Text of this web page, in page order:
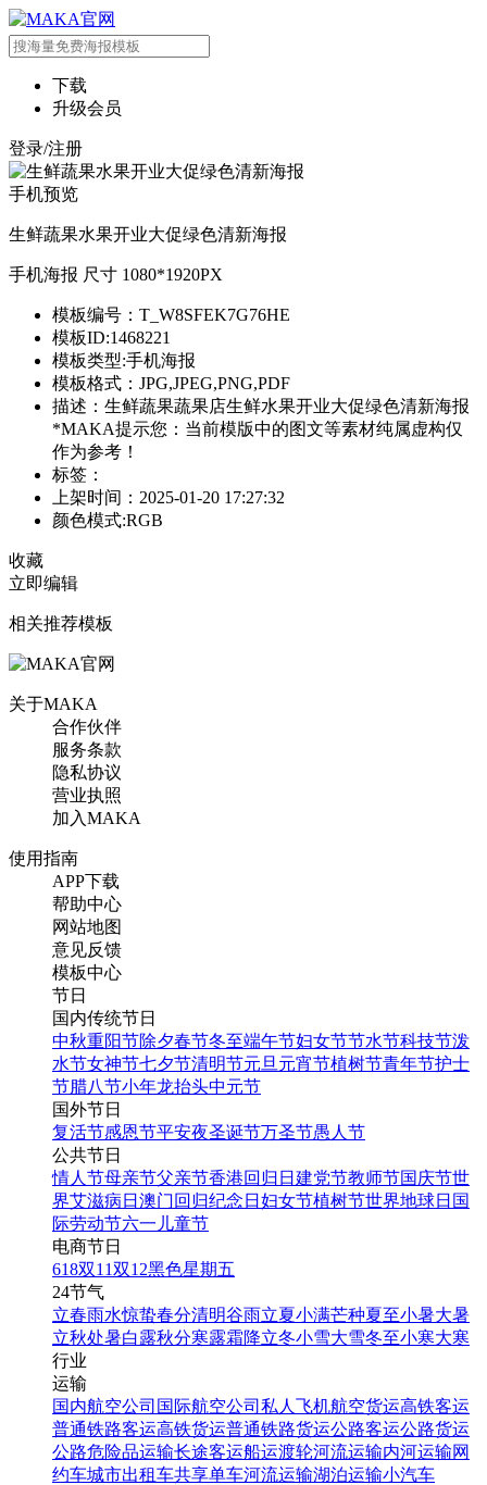
下载
升级会员
登录/注册
手机预览
生鲜蔬果水果开业大促绿色清新海报
手机海报 尺寸 1080*1920PX
模板编号：T_W8SFEK7G76HE
模板ID:1468221
模板类型:手机海报
模板格式：JPG,JPEG,PNG,PDF
描述：生鲜蔬果蔬果店生鲜水果开业大促绿色清新海报
*MAKA提示您：当前模版中的图文等素材纯属虚构仅
作为参考！
标签：
上架时间：2025-01-20 17:27:32
颜色模式:RGB
收藏
立即编辑
相关推荐模板
关于MAKA
合作伙伴
服务条款
隐私协议
营业执照
加入MAKA
使用指南
APP下载
帮助中心
网站地图
意见反馈
模板中心
节日
国内传统节日
中秋重阳节除夕春节冬至端午节妇女节节水节科技节泼
水节女神节七夕节清明节元旦 元宵节植树节青年节护士
节腊八节小年龙抬头中元节
国外节日
复活节感恩节平安夜圣诞节万圣节愚人节
公共节日
情人节母亲节父亲节香港回归日 建党节教师节国庆节世
界艾滋病日 澳门回归纪念日 妇女节植树节世界地球日 国
际劳动节六一儿童节
电商节日
618双11双12黑色星期五
24节气
立春雨水惊蛰春分清明谷雨立夏小满芒种夏至小暑大暑
立秋处暑白露秋分寒露霜降立冬小雪大雪冬至小寒大寒
行业
运输
国内航空公司 国际航空公司 私人飞机航空货运高铁客运
普通铁路客运高铁货运普通铁路货运公路客运公路货运
公路危险品运输长途客运船运渡轮河流运输内河运输网
约车城市出租车共享单车河流运输湖泊运输小汽车